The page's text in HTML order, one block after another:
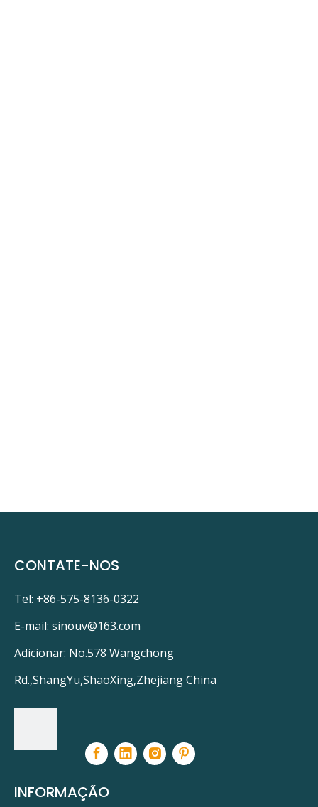
CONTATE-NOS
Tel: +86-575-8136-0322
E-mail: sinouv@163.com
Adicionar: No.578 Wangchong
Rd.,ShangYu,ShaoXing,Zhejiang China
INFORMAÇÃO